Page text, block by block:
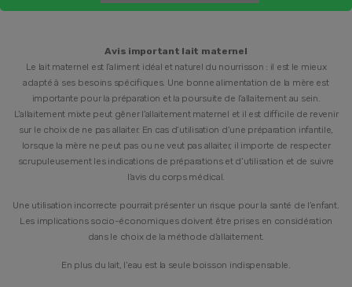
Avis important lait maternel
Le lait maternel est l’aliment idéal et naturel du nourrisson : il est le mieux
adapté à ses besoins spécifiques. Une bonne alimentation de la mère est
importante pour la préparation et la poursuite de l’allaitement au sein.
L’allaitement mixte peut gêner l’allaitement maternel et il est difficile de revenir
sur le choix de ne pas allaiter. En cas d’utilisation d’une préparation infantile,
lorsque la mère ne peut pas ou ne veut pas allaiter, il importe de respecter
scrupuleusement les indications de préparations et d’utilisation et de suivre
l’avis du corps médical.
Une utilisation incorrecte pourrait présenter un risque pour la santé de l’enfant.
Les implications socio-économiques doivent être prises en considération
dans le choix de la méthode d’allaitement.
En plus du lait, l’eau est la seule boisson indispensable.